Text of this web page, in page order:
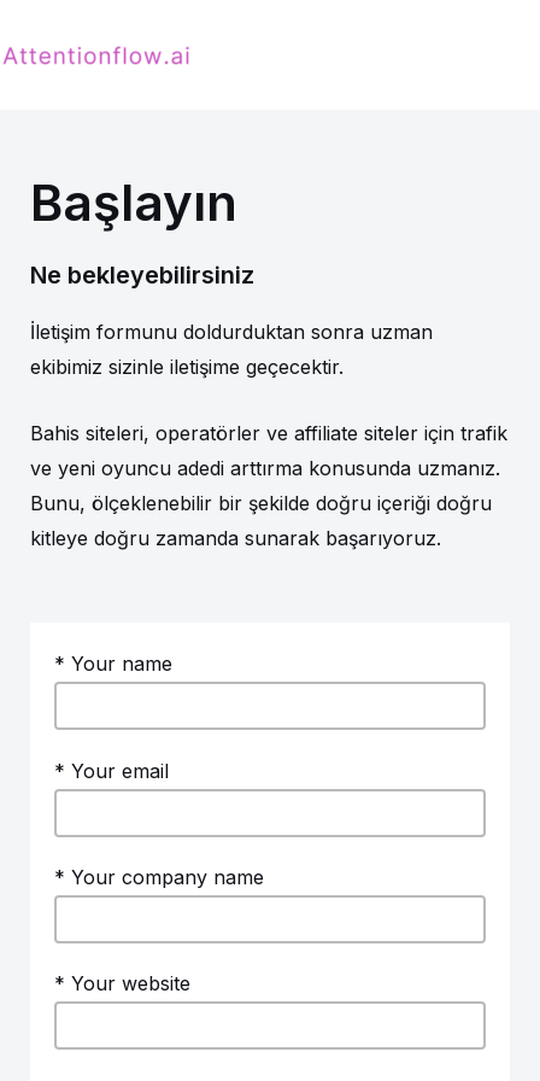
atla
Başlayın
Ne bekleyebilirsiniz
İletişim formunu doldurduktan sonra uzman
ekibimiz sizinle iletişime geçecektir.
Bahis siteleri, operatörler ve affiliate siteler için trafik
ve yeni oyuncu adedi arttırma konusunda uzmanız.
Bunu, ölçeklenebilir bir şekilde doğru içeriği doğru
kitleye doğru zamanda sunarak başarıyoruz.
* Your name
* Your email
* Your company name
* Your website